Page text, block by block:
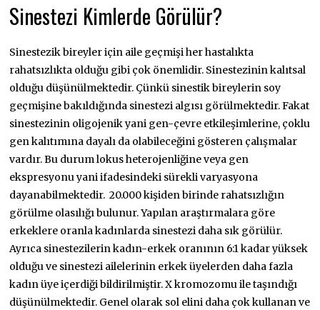
Sinestezi Kimlerde Görülür?
Sinestezik bireyler için aile geçmişi her hastalıkta
rahatsızlıkta olduğu gibi çok önemlidir. Sinestezinin kalıtsal
olduğu düşünülmektedir. Çünkü sinestik bireylerin soy
geçmişine bakıldığında sinestezi algısı görülmektedir. Fakat
sinestezinin oligojenik yani gen-çevre etkileşimlerine, çoklu
gen kalıtımına dayalı da olabileceğini gösteren çalışmalar
vardır. Bu durum lokus heterojenliğine veya gen
ekspresyonu yani ifadesindeki sürekli varyasyona
dayanabilmektedir. 20.000 kişiden birinde rahatsızlığın
görülme olasılığı bulunur. Yapılan araştırmalara göre
erkeklere oranla kadınlarda sinestezi daha sık görülür.
Ayrıca sinestezilerin kadın-erkek oranının 6:1 kadar yüksek
olduğu ve sinestezi ailelerinin erkek üyelerden daha fazla
kadın üye içerdiği bildirilmiştir. X kromozomu ile taşındığı
düşünülmektedir. Genel olarak sol elini daha çok kullanan ve